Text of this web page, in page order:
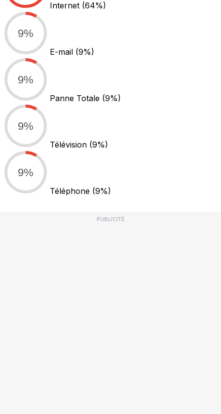
Internet (64%)
9%
E-mail (9%)
9%
Panne Totale (9%)
9%
Télévision (9%)
9%
Téléphone (9%)
PUBLICITÉ